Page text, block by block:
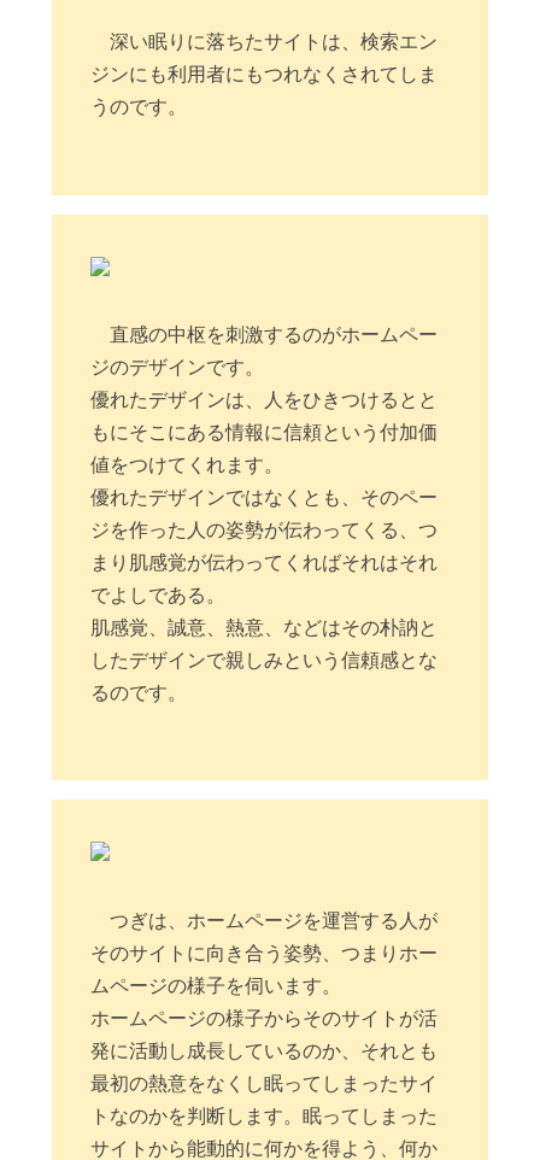
深い眠りに落ちたサイトは、検索エン
ジンにも利用者にもつれなくされてしま
うのです。
直感の中枢を刺激するのがホームペー
ジのデザインです。
優れたデザインは、人をひきつけるとと
もにそこにある情報に信頼という付加価
値をつけてくれます。
優れたデザインではなくとも、そのペー
ジを作った人の姿勢が伝わってくる、つ
まり肌感覚が伝わってくればそれはそれ
でよしである。
肌感覚、誠意、熱意、などはその朴訥と
したデザインで親しみという信頼感とな
るのです。
つぎは、ホームページを運営する人が
そのサイトに向き合う姿勢、つまりホー
ムページの様子を伺います。
ホームページの様子からそのサイトが活
発に活動し成長しているのか、それとも
最初の熱意をなくし眠ってしまったサイ
トなのかを判断します。眠ってしまった
サイトから能動的に何かを得よう、何か